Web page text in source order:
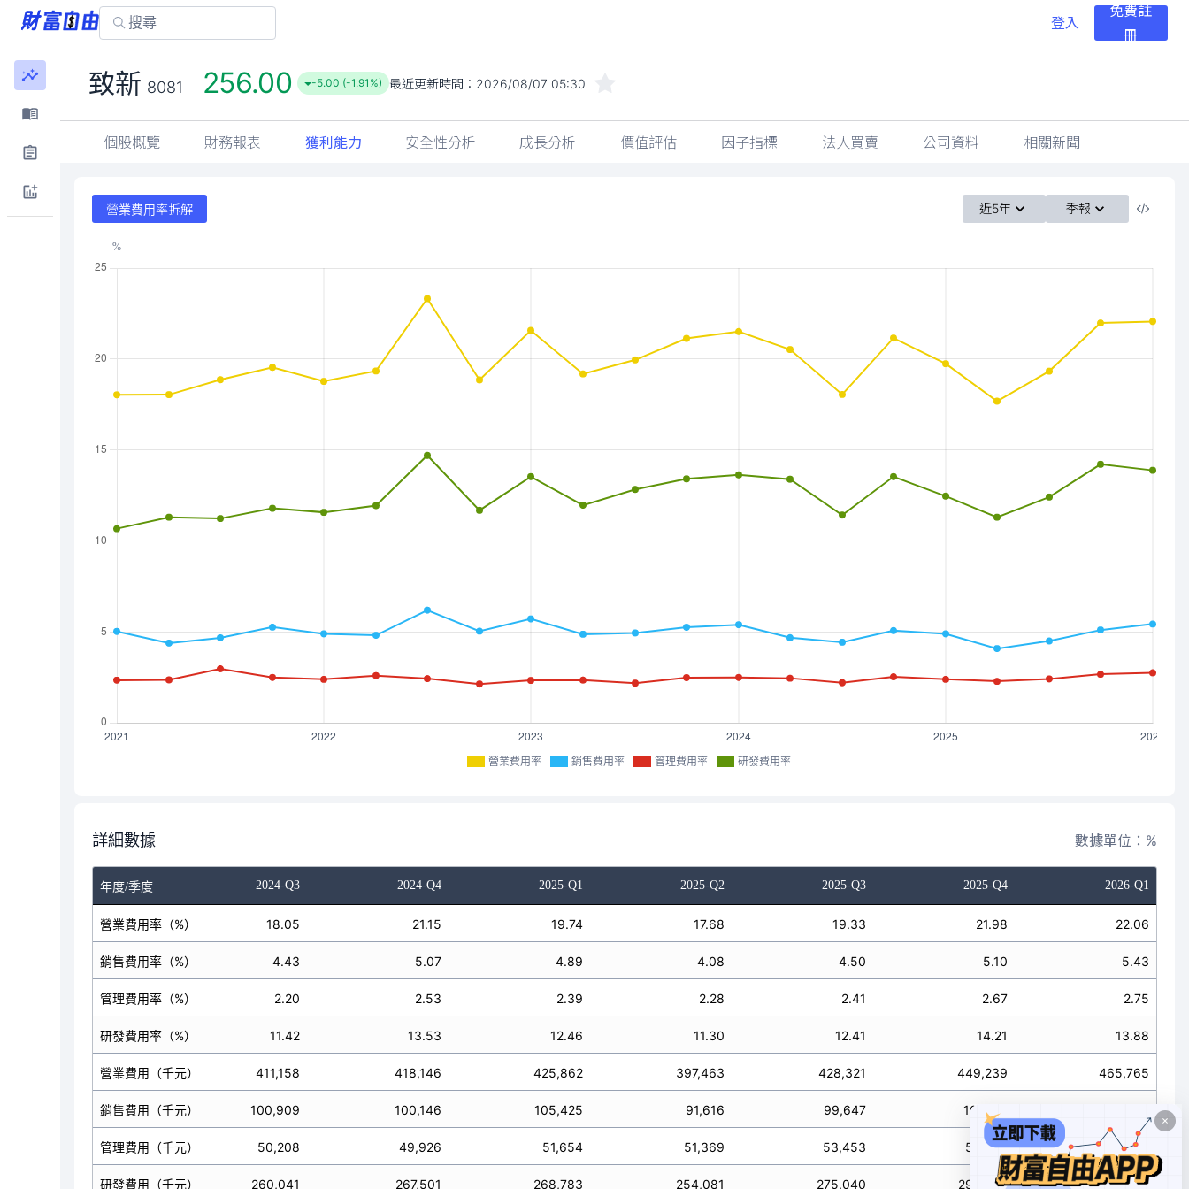
登入
免費註
冊
致新 8081 256.00 -5.00 (-1.91%) 最近更新時間： 2026/08/07 05:30
個股概覽 財務報表 獲利能力 安全性分析 成長分析 價值評估 因子指標 法人買賣 公司資料 相關新聞
營業費用率拆解 近5年 季報
營業費用率 銷售費用率 管理費用率 研發費用率
詳細數據 數據單位：%
年度/季度
2024-Q2 2024-Q3 2024-Q4 2025-Q1 2025-Q2 2025-Q3 2025-Q4 2026-Q1
營業費用率（%）
銷售費用率（%）
管理費用率（%）
研發費用率（%）
營業費用（千元）
銷售費用（千元）
管理費用（千元）
研發費用（千元）
20.52 18.05 21.15 19.74 17.68 19.33 21.98 22.06
4.68 4.43 5.07 4.89 4.08 4.50 5.10 5.43
2.45 2.20 2.53 2.39 2.28 2.41 2.67 2.75
13.39 11.42 13.53 12.46 11.30 12.41 14.21 13.88
422,602 411,158 418,146 425,862 397,463 428,321 449,239 465,765
96,325 100,909 100,146 105,425 91,616 99,647 104,171
50,539 50,208 49,926 51,654 51,369 53,453 54,642 58,086
275,738 260,041 267,501 268,783 254,081 275,040 290,426 292,988